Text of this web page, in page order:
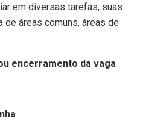
em diversas tarefas, suas
áreas comuns, áreas de
encerramento da vaga